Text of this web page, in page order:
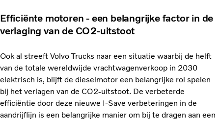
Efficiënte motoren - een belangrijke factor in de
verlaging van de CO2-uitstoot
Ook al streeft Volvo Trucks naar een situatie waarbij de helft
van de totale wereldwijde vrachtwagenverkoop in 2030
elektrisch is, blijft de dieselmotor een belangrijke rol spelen
bij het verlagen van de CO2-uitstoot. De verbeterde
efficiëntie door deze nieuwe I-Save verbeteringen in de
aandrijflijn is een belangrijke manier om bij te dragen aan een